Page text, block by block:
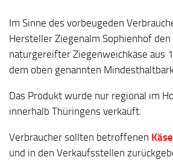
Im Sinne des vorbeugeden
Hersteller Ziegenalm Sophienhof
naturgereifter Ziegenweichkäse aus
dem oben genannten
Das Produkt wurde nur regional im
innerhalb Thüringens verkauft.
Verbraucher sollten betroffenen
und in den Verkaufsstellen